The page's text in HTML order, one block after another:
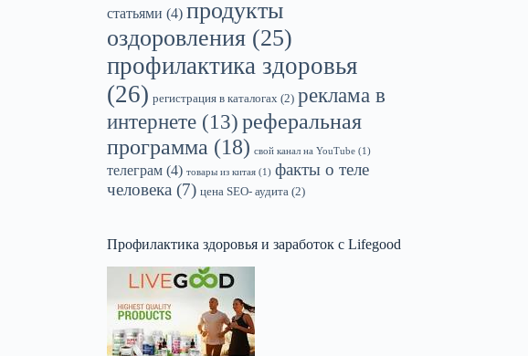
статьями (4) продукты
оздоровления (25)
профилактика здоровья
(26) регистрация в каталогах (2) реклама в
интернете (13) реферальная
программа (18) свой канал на YouTube (1)
телеграм (4) товары из китая (1) факты о теле
человека (7) цена SEO- аудита (2)
Профилактика здоровья и заработок с Lifegood